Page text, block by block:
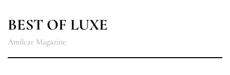
BEST OF LUXE
Amilcar Magazine